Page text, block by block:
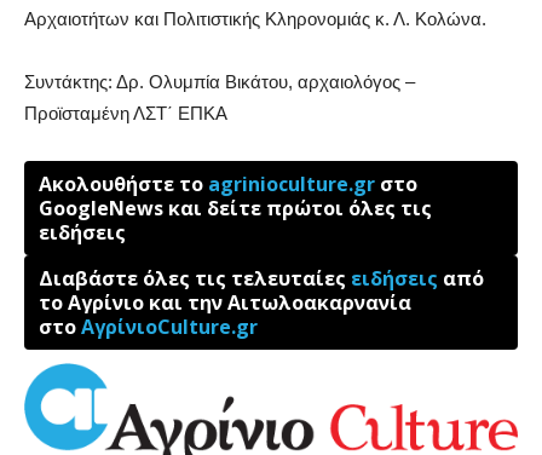
Αρχαιοτήτων και Πολιτιστικής Κληρονομιάς κ. Λ. Κολώνα.
Συντάκτης: Δρ. Ολυμπία Βικάτου, αρχαιολόγος –
Προϊσταμένη ΛΣΤ΄ ΕΠΚΑ
Ακολουθήστε το agrinioculture.gr στο
GoogleNews και δείτε πρώτοι όλες τις
ειδήσεις
Διαβάστε όλες τις τελευταίες ειδήσεις από
το Αγρίνιο και την Αιτωλοακαρνανία
στοΑγρίνιοCulture.gr